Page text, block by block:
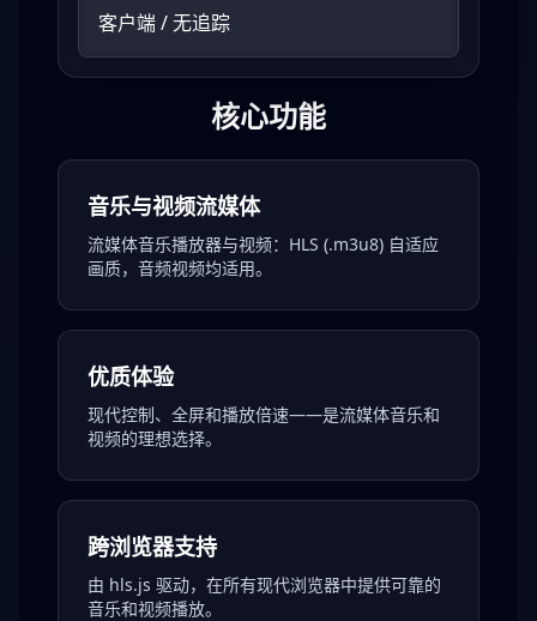
客户端 / 无追踪
核心功能
音乐与视频流媒体
流媒体音乐播放器与视频：HLS (.m3u8) 自适应
画质，音频视频均适用。
优质体验
现代控制、全屏和播放倍速——是流媒体音乐和
视频的理想选择。
跨浏览器支持
由 hls.js 驱动，在所有现代浏览器中提供可靠的
音乐和视频播放。